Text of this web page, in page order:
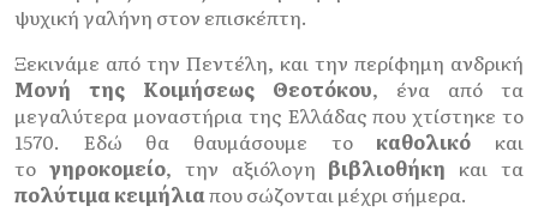
ψυχική γαλήνη στον επισκέπτη.
Ξεκινάμε από την Πεντέλη, και την περίφημη ανδρική
Μονή της Κοιμήσεως Θεοτόκου, ένα από τα
μεγαλύτερα μοναστήρια της Ελλάδας που χτίστηκε το
1570. Εδώ θα θαυμάσουμε το καθολικό και
το γηροκομείο, την αξιόλογη βιβλιοθήκη και τα
πολύτιμα κειμήλιαπου σώζονται μέχρι σήμερα.